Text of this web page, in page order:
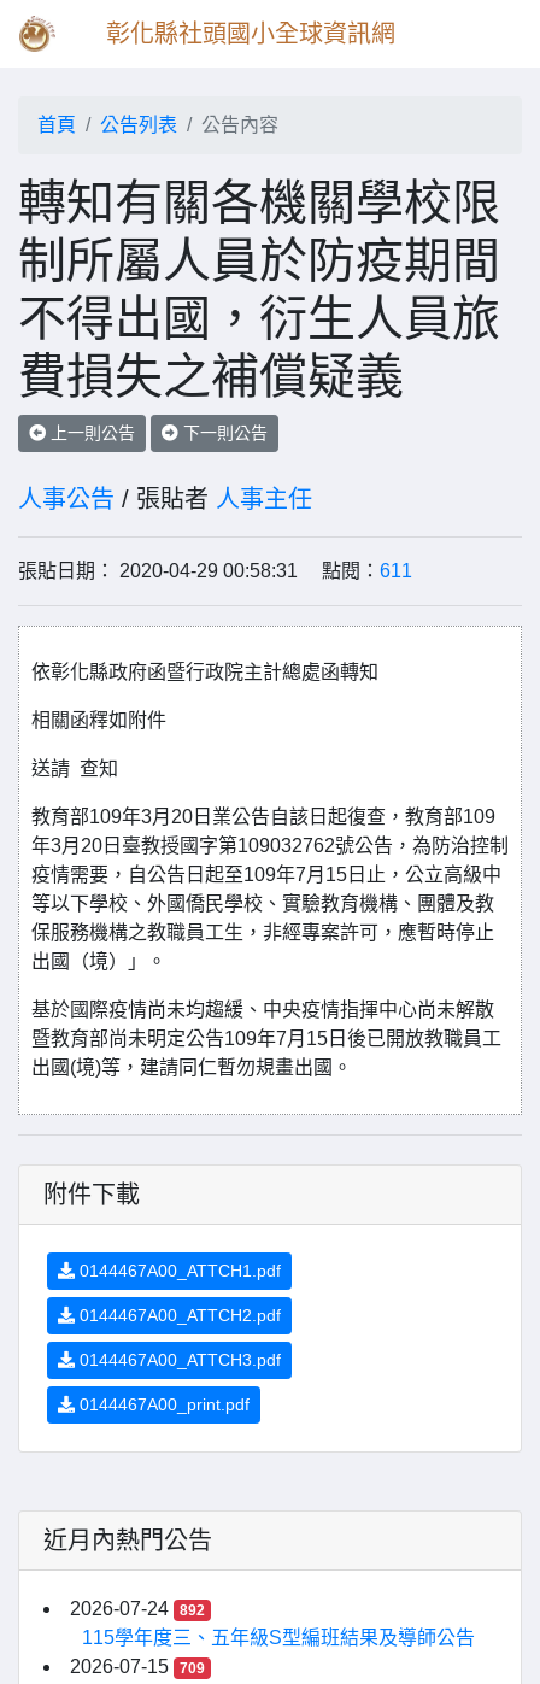
彰化縣社頭國小全球資訊網
首頁 公告列表 公告內容
轉知有關各機關學校限
制所屬人員於防疫期間
不得出國，衍生人員旅
費損失之補償疑義
上一則公告 下一則公告
人事公告 / 張貼者 人事主任
張貼日期： 2020-04-29 00:58:31 點閱： 611
依彰化縣政府函暨行政院主計總處函轉知
相關函釋如附件
送請 查知
教育部109年3月20日業公告自該日起復查，教育部109
年3月20日臺教授國字第109032762號公告，為防治控制
疫情需要，自公告日起至109年7月15日止，公立高級中
等以下學校、外國僑民學校、實驗教育機構、團體及教
保服務機構之教職員工生，非經專案許可，應暫時停止
出國（境）」。
基於國際疫情尚未均趨緩、中央疫情指揮中心尚未解散
暨教育部尚未明定公告109年7月15日後已開放教職員工
出國(境)等，建請同仁暫勿規畫出國。
附件下載
0144467A00_ATTCH1.pdf
0144467A00_ATTCH2.pdf
0144467A00_ATTCH3.pdf
0144467A00_print.pdf
近月內熱門公告
2026-07-24 892
115學年度三、五年級S型編班結果及導師公告
2026-07-15
709